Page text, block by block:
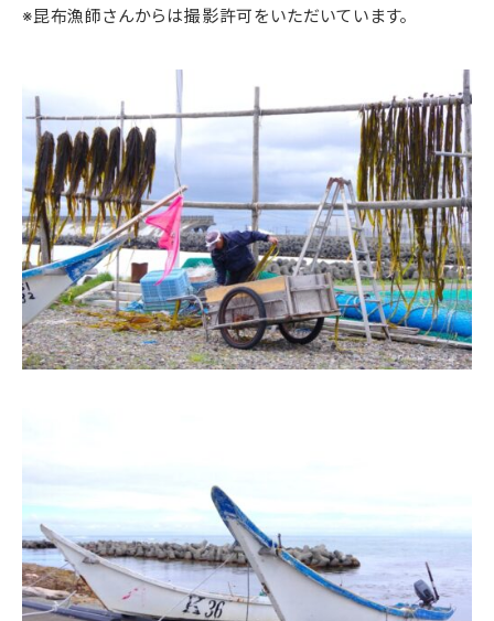
※昆布漁師さんからは撮影許可をいただいています。